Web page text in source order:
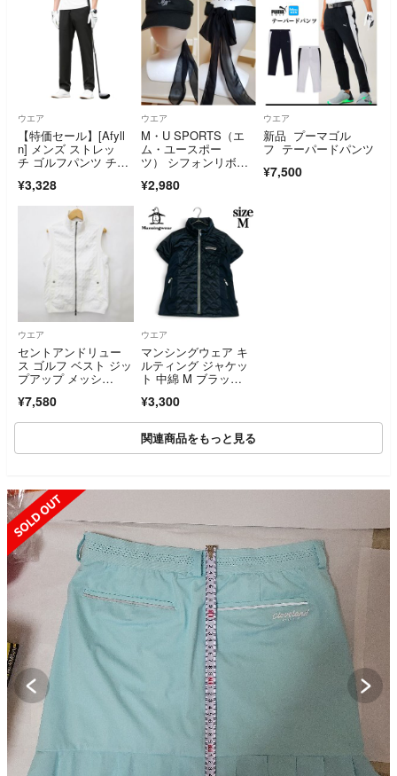
ウエア
【特価セール】[Afyll
n] メンズ ストレッ
チ ゴルフパンツ チノ
¥3,328
ウエア
M・U SPORTS（エ
ム・ユースポー
ツ） シフォンリボン
ラック
¥2,980
ウエア
新品 プーマゴル
フ テーパードパンツ
¥7,500
ウエア
セントアンドリュー
ス ゴルフ ベスト ジッ
プアップ メッシ
¥7,580
ウエア
マンシングウェア キ
ルティング ジャケッ
ト 中綿 M ブラッ
¥3,300
関連商品をもっと見る